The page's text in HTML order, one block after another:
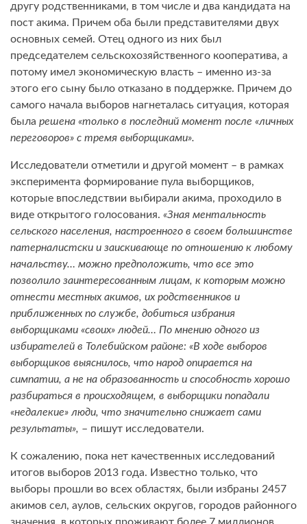
другу родственниками, в том числе и два кандидата на
пост акима. Причем оба были представителями двух
основных семей. Отец одного из них был
председателем сельскохозяйственного кооператива, а
потому имел экономическую власть – именно из-за
этого его сыну было отказано в поддержке. Причем до
самого начала выборов нагнеталась ситуация, которая
была решена «только в последний момент после «личных
переговоров» с тремя выборщиками».
Исследователи отметили и другой момент – в рамках
эксперимента формирование пула выборщиков,
которые впоследствии выбирали акима, проходило в
виде открытого голосования. «Зная ментальность
сельского населения, настроенного в своем большинстве
патерналистски и заискивающе по отношению к любому
начальству… можно предположить, что все это
позволило заинтересованным лицам, к которым можно
отнести местных акимов, их родственников и
приближенных по службе, добиться избрания
выборщиками «своих» людей… По мнению одного из
избирателей в Толебийском районе: «В ходе выборов
выборщиков выяснилось, что народ опирается на
симпатии, а не на образованность и способность хорошо
разбираться в происходящем, в выборщики попадали
«недалекие» люди, что значительно снижает сами
результаты», – пишут исследователи.
К сожалению, пока нет качественных исследований
итогов выборов 2013 года. Известно только, что
выборы прошли во всех областях, были избраны 2457
акимов сел, аулов, сельских округов, городов районного